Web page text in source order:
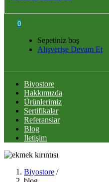
0
Sepetiniz boş
Alışverişe Devam Et
Biyostore
Hakkımızda
Ürünlerimiz
Sertifikalar
Referanslar
Blog
İletişim
Biyostore /